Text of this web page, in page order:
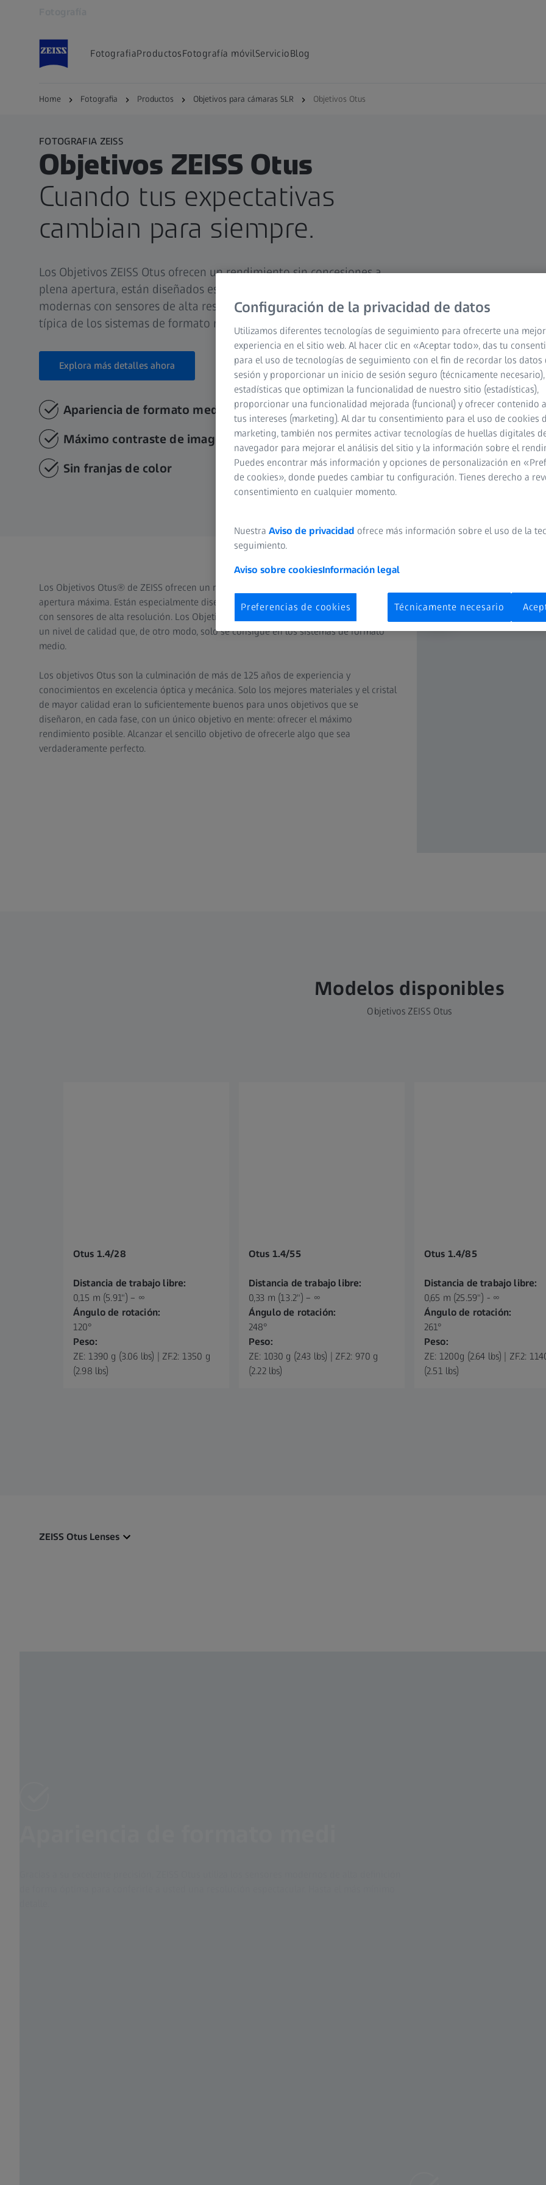
FotografiaProductosFotografía móvilServicioBlog
Home Fotografia Productos Objetivos para cámaras SLR Objetivos Otus
FOTOGRAFIA ZEISS
Objetivos ZEISS Otus
Cuando tus expectativas
cambian para siempre.
Los Objetivos ZEISS Otus ofrecen un rendimiento sin concesiones a
plena apertura, están diseñados específicamente para cámaras SLR
modernas con sensores de alta resolución y proporcionan una calidad
típica de los sistemas de formato medio.
Explora más detalles ahora
Apariencia de formato medi
Máximo contraste de imagen
Sin franjas de color
Los Objetivos Otus® de ZEISS ofrecen un rendimiento sin concesiones, incluso con la
apertura máxima. Están especialmente diseñados para las modernas cámaras DSLR
con sensores de alta resolución. Los Objetivos Otus de ZEISS en estas cámaras ofrecen
un nivel de calidad que, de otro modo, solo se consigue en los sistemas de formato
medio.
Los objetivos Otus son la culminación de más de 125 años de experiencia y
conocimientos en excelencia óptica y mecánica. Solo los mejores materiales y el cristal
de mayor calidad eran lo suficientemente buenos para unos objetivos que se
diseñaron, en cada fase, con un único objetivo en mente: ofrecer el máximo
rendimiento posible. Alcanzar el sencillo objetivo de ofrecerle algo que sea
verdaderamente perfecto.
Modelos disponibles
Objetivos ZEISS Otus
Otus 1.4/28
Distancia de trabajo libre:
0,15 m (5.91") – ∞
Ángulo de rotación:
120°
Peso:
ZE: 1390 g (3.06 lbs) | ZF.2: 1350 g
(2.98 lbs)
Otus 1.4/55
Distancia de trabajo libre:
0,33 m (13.2") – ∞
Ángulo de rotación:
248°
Peso:
ZE: 1030 g (2.43 lbs) | ZF.2: 970 g
(2.22 lbs)
Otus 1.4/85
Distancia de trabajo libre:
0,65 m (25.59") - ∞
Ángulo de rotación:
261°
Peso:
ZE: 1200g (2.64 lbs) | ZF.2:
(2.51 lbs)
ZEISS Otus Lenses
Configuración de la privacidad de datos
Utilizamos diferentes tecnologías de seguimiento para ofrecerte una mejor
experiencia en el sitio web. Al hacer clic en «Aceptar todo», das tu
para el uso de tecnologías de seguimiento con el fin de recordar los datos
sesión y proporcionar un inicio de sesión seguro (técnicamente
estadísticas que optimizan la funcionalidad de nuestro sitio (estadísticas),
proporcionar una funcionalidad mejorada (funcional) y ofrecer contenido
tus intereses (marketing). Al dar tu consentimiento para el uso de cookies
marketing, también nos permites activar tecnologías de huellas digitales
navegador para mejorar el análisis del sitio y la información sobre el
Puedes encontrar más información y opciones de personalización en
de cookies», donde puedes cambiar tu configuración. Tienes derecho a
consentimiento en cualquier momento.
Nuestra Aviso de privacidad ofrece más información sobre el uso de la
seguimiento.
Aviso sobre cookiesInformación legal
Preferencias de cookies Técnicamente necesario